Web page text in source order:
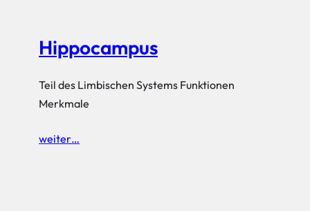
Hippocampus
Teil des Limbischen Systems Funktionen
Merkmale
weiter…